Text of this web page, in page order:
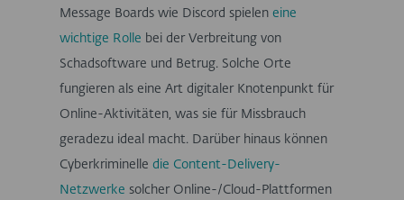
Message Boards wie Discord spielen eine
wichtige Rolle bei der Verbreitung von
Schadsoftware und Betrug. Solche Orte
fungieren als eine Art digitaler Knotenpunkt für
Online-Aktivitäten, was sie für Missbrauch
geradezu ideal macht. Darüber hinaus können
Cyberkriminelle die Content-Delivery-
Netzwerke solcher Online-/Cloud-Plattformen